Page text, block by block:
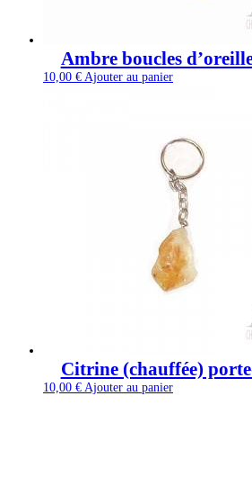
Ambre boucles
10,00 € Ajouter au panier
Citrine (chauffée)
10,00 € Ajouter au panier